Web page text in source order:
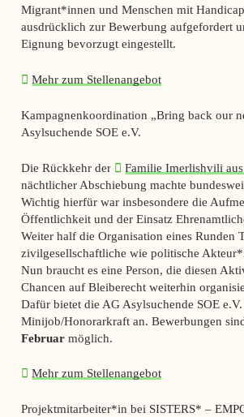
Migrant*innen und Menschen mit
ausdrücklich zur Bewerbung aufgefordert
Eignung bevorzugt eingestellt.
Mehr zum Stellenangebot
Kampagnenkoordination „Bring back our
Asylsuchende SOE e.V.
Die Rückkehr der Familie Imerlishvili
nächtlicher Abschiebung machte
Wichtig hierfür war insbesondere die
Öffentlichkeit und der Einsatz
Weiter half die Organisation eines Runden
zivilgesellschaftliche wie politische
Nun braucht es eine Person, die diesen
Chancen auf Bleiberecht weiterhin
Dafür bietet die AG Asylsuchende SOE
Minijob/Honorarkraft an. Bewerbungen
Februarmöglich.
Mehr zum Stellenangebot
Projektmitarbeiter*in bei SISTERS* –